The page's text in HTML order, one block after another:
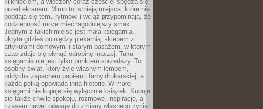
kliknięciem, a wieczory coraz częściej spędza się
przed ekranem. Mimo to istnieją miejsca, które nie
poddają się temu rytmowi i wciąż przypominają, że
codzienność może mieć łagodniejszy smak.
Jednym z takich miejsc jest mała księgarnia,
ukryta gdzieś pomiędzy piekarnią, sklepem z
artykułami domowymi i starym pasażem, w którym
czas zdaje się płynąć odrobinę inaczej. Taka
księgarnia nie jest tylko punktem sprzedaży. To
osobny świat, który żyje własnym tempem,
oddycha zapachem papieru i farby drukarskiej, a
każdą półką opowiada inną historię. W małej
księgarni nie kupuje się wyłącznie książek. Kupuje
się także chwilę spokoju, rozmowę, inspirację, a
czasem nawet odwagę do zmiany własnego życia.